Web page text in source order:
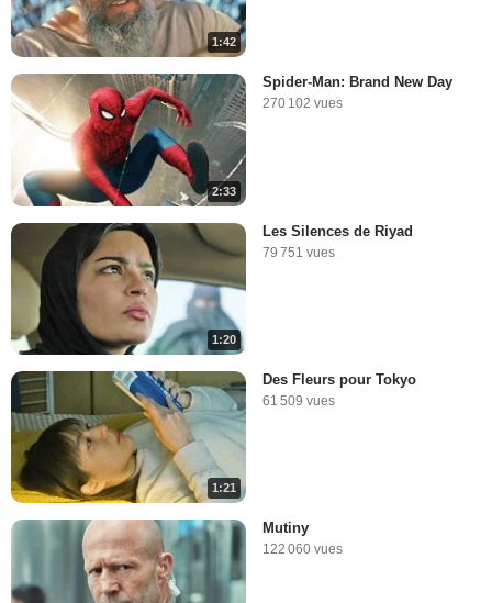
1:42
2:33
Spider-Man: Brand New Day
270 102 vues
1:20
Les Silences de Riyad
79 751 vues
1:21
Des Fleurs pour Tokyo
61 509 vues
Mutiny
122 060 vues